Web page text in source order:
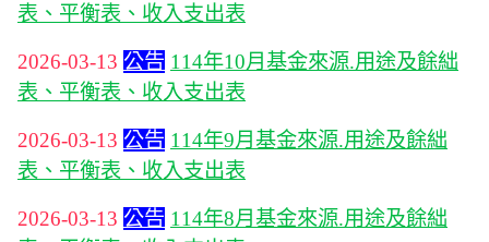
表、平衡表、收入支出表
2026-03-13 公告 114年10月基金來源.用途及餘絀
表、平衡表、收入支出表
2026-03-13 公告 114年9月基金來源.用途及餘絀
表、平衡表、收入支出表
2026-03-13 公告 114年8月基金來源.用途及餘絀